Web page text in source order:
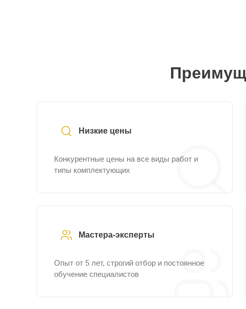
Низкие цены
Конкурентные цены на все виды работ и
типы комплектующих
Мастера-эксперты
Опыт от 5 лет, строгий отбор и постоянное
обучение специалистов